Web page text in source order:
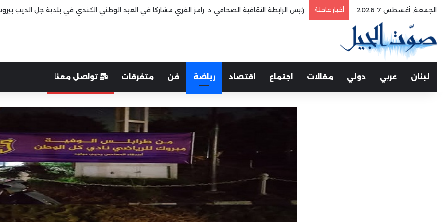
الجمعة, أغسطس 7 2026 أخبار عاجلة رئيس الرابطة الثقافية الصحافي د. رامز الفري مشاركا في العيد الوطني الكندي في بلدية جل الديب
لبنان عربي دولي مقالات اجتماع اقتصاد رياضة فن متفرقات تواصل معنا